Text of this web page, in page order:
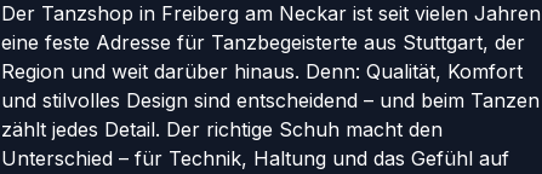
Der Tanzshop in Freiberg am Neckar ist seit vielen Jahren
eine feste Adresse für Tanzbegeisterte aus Stuttgart, der
Region und weit darüber hinaus. Denn: Qualität, Komfort
und stilvolles Design sind entscheidend – und beim Tanzen
zählt jedes Detail. Der richtige Schuh macht den
Unterschied – für Technik, Haltung und das Gefühl auf